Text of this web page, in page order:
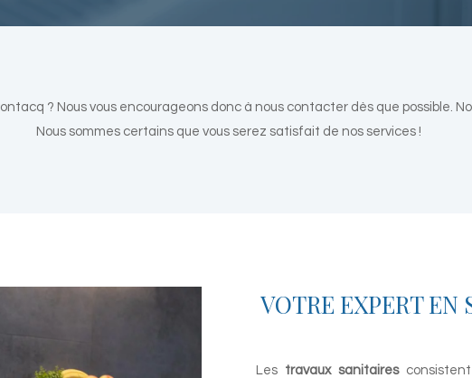
? N ous vous encourageons donc à nous contacter dès que possible.
Nous sommes certains que vous serez satisfait de nos services !
VOTRE EXPERT EN
Les travaux sanitaires